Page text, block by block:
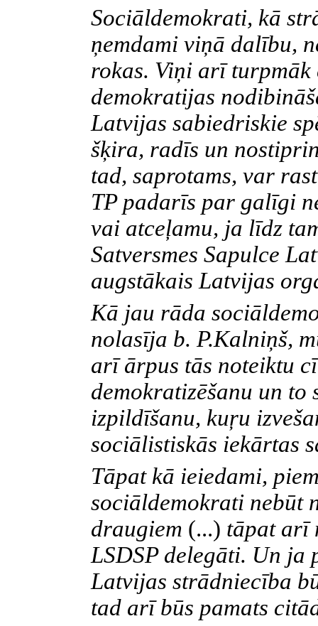
Sociāldemokrati, kā
ņemdami viņā dalību,
rokas. Viņi arī turpmāk
demokratijas
Latvijas sabiedriskie
šķira, radīs un
tad, saprotams, var
TP padarīs par galīgi
vai atceļamu, ja līdz
Satversmes Sapulce
augstākais Latvijas
Kā jau rāda
nolasīja b. P.Kalniņš,
arī ārpus tās noteiktu
demokratizēšanu un
izpildīšanu, kuŗu
sociālistiskās iekārtas
Tāpat kā ieiedami,
sociāldemokrati nebūt
draugiem (...) tāpat arī
LSDSP delegāti. Un ja
Latvijas strādniecība
tad arī būs pamats